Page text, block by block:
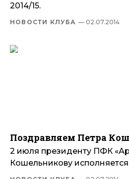
2014/15.
НОВОСТИ КЛУБА — 02.07.2014
Поздравляем Петра
2 июля президенту ПФК
Кошельникову исполняется